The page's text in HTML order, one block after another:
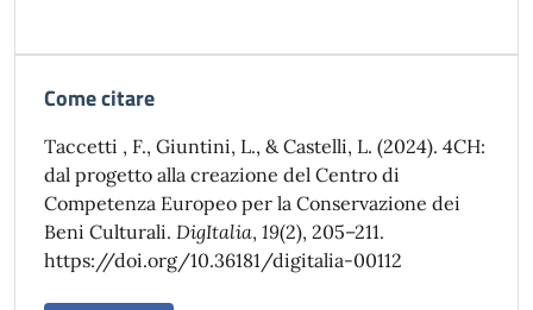
Come citare
Taccetti , F., Giuntini, L., & Castelli, L. (2024). 4CH:
dal progetto alla creazione del Centro di
Competenza Europeo per la Conservazione dei
Beni Culturali. DigItalia, 19(2), 205–211.
https://doi.org/10.36181/digitalia-00112